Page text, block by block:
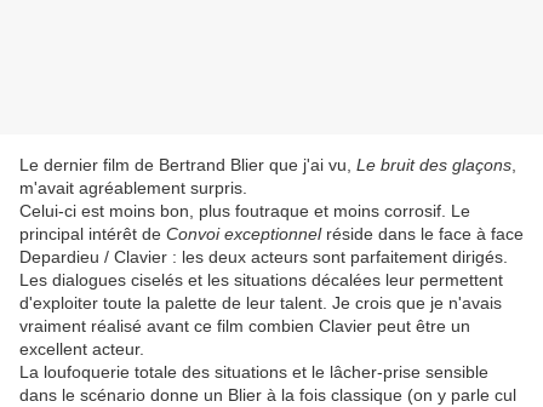
Le dernier film de Bertrand Blier que j'ai vu, Le bruit des glaçons
m'avait agréablement surpris.
Celui-ci est moins bon, plus foutraque et moins corrosif. Le
principal intérêt de Convoi exceptionnelréside dans le face à face
Depardieu / Clavier : les deux acteurs sont parfaitement dirigés.
Les dialogues ciselés et les situations décalées leur permettent
d'exploiter toute la palette de leur talent. Je crois que je n'avais
vraiment réalisé avant ce film combien Clavier peut être un
excellent acteur.
La loufoquerie totale des situations et le lâcher-prise sensible
dans le scénario donne un Blier à la fois classique (on y parle cul